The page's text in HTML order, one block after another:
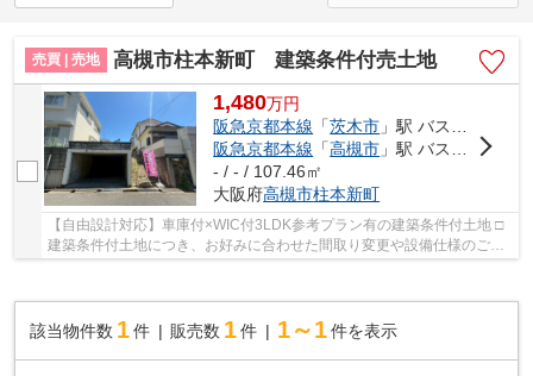
売買 | 売地 高槻市柱本新町 建築条件付売土地
1,480万円
阪急京都本線 「茨木市 」駅 バス20分 「柱本団地」 停歩4分車14分 4.7km
阪急京都本線 「高槻市 」駅 バス22分 「三島江南口」 停歩10分
- / - / 107.46㎡
大阪府高槻市柱本新町
【自由設計対応】車庫付×WIC付3LDK参考プラン有の建築条件付土地 □
建築条件付土地につき、お好みに合わせた間取り変更や設備仕様のご相
該当物件数 1件 販売数 1 件 1～1 件を表示